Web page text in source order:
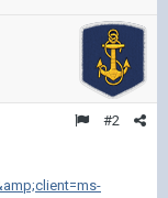
#2